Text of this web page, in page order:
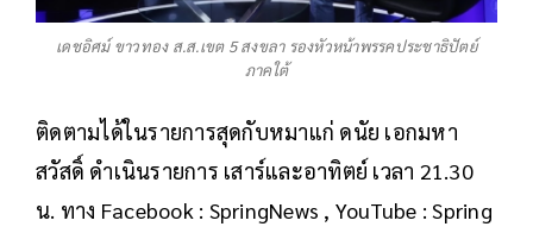
เดชอิศม์ ขาวทอง ส.ส.เขต 5 สงขลา รองหัวหน้าพรรคประชาธิปัตย์
ภาคใต้
ติดตามได้ในรายการสุดกับหมาแก่ ดนัย เอกมหา
สวัสดิ์ ดำเนินรายการ เสาร์และอาทิตย์ เวลา 21.30
น. ทาง Facebook : SpringNews , YouTube : Spring